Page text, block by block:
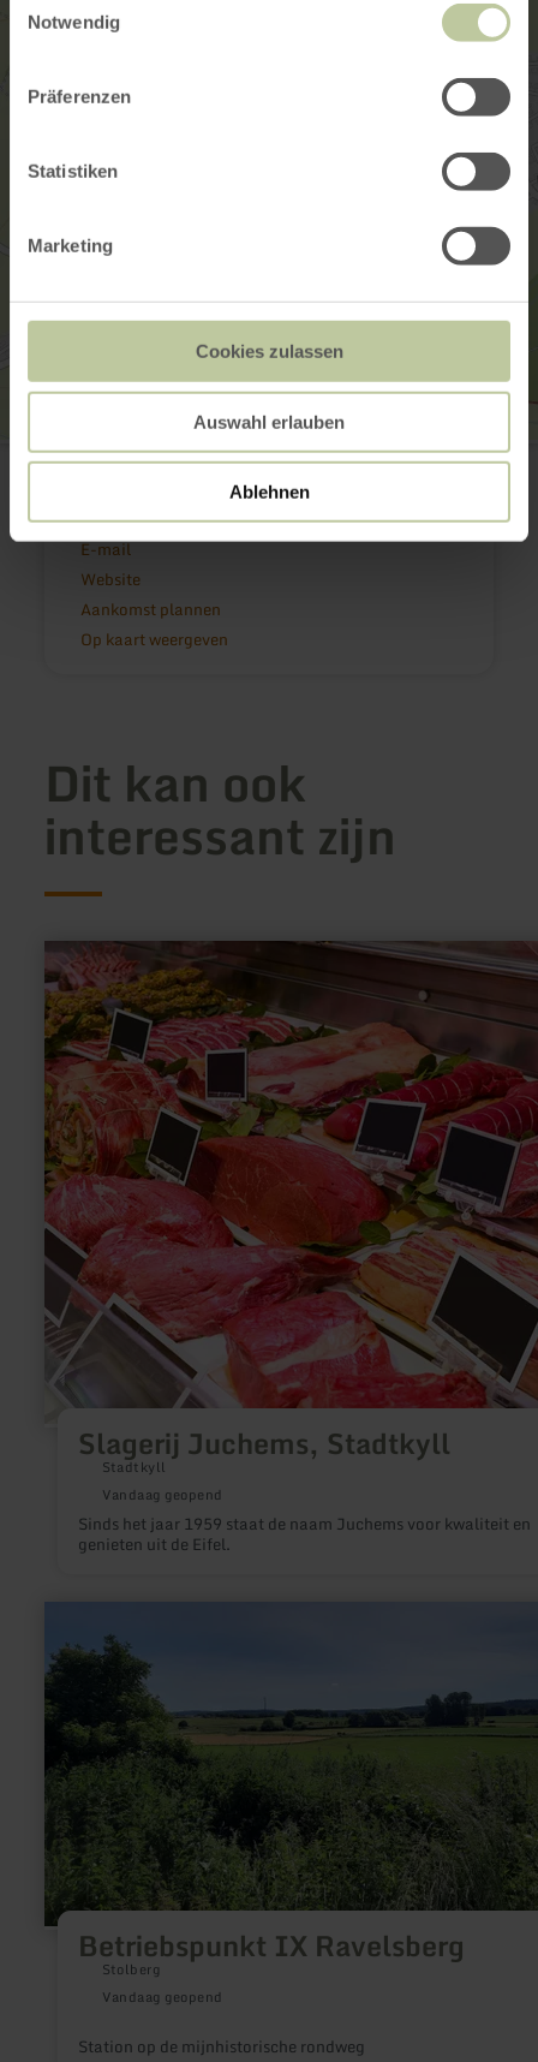
Notwendig
Präferenzen
Statistiken
Marketing
Cookies zulassen
Auswahl erlauben
Ablehnen
Tourist-Information Prümer Land
(0049) 6551 505
E-mail
Website
Aankomst plannen
Op kaart weergeven
Dit kan ook
interessant zijn
Slagerij Juchems, Stadtkyll
Stadtkyll
Vandaag geopend
Sinds het jaar 1959 staat de naam Juchems voor kwaliteit en
genieten uit de Eifel.
meer
informatie
over:
Slagerij
Juchems,
Stadtkyll
Betriebspunkt IX Ravelsberg
Stolberg
Vandaag geopend
Station op de mijnhistorische rondweg
over:
Betriebspunkt
IX
Ravelsberg